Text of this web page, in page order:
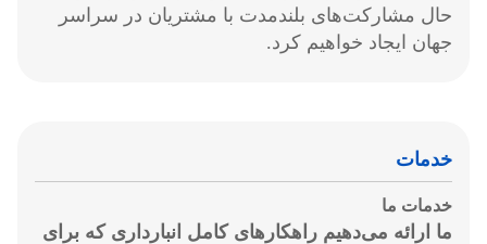
حال مشارکت‌های بلندمدت با مشتریان در سراسر
جهان ایجاد خواهیم کرد.
خدمات
خدمات ما
ما ارائه می‌دهیم راهکارهای کامل انبارداری که برای